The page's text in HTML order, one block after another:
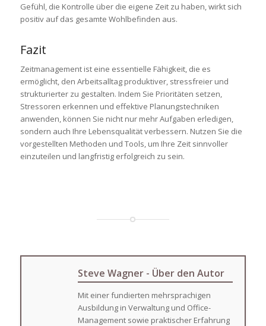
Gefühl, die Kontrolle über die eigene Zeit zu haben, wirkt sich
positiv auf das gesamte Wohlbefinden aus.
Fazit
Zeitmanagement ist eine essentielle Fähigkeit, die es
ermöglicht, den Arbeitsalltag produktiver, stressfreier und
strukturierter zu gestalten. Indem Sie Prioritäten setzen,
Stressoren erkennen und effektive Planungstechniken
anwenden, können Sie nicht nur mehr Aufgaben erledigen,
sondern auch Ihre Lebensqualität verbessern. Nutzen Sie die
vorgestellten Methoden und Tools, um Ihre Zeit sinnvoller
einzuteilen und langfristig erfolgreich zu sein.
Steve Wagner - Über den Autor
Mit einer fundierten mehrsprachigen
Ausbildung in Verwaltung und Office-
Management sowie praktischer Erfahrung